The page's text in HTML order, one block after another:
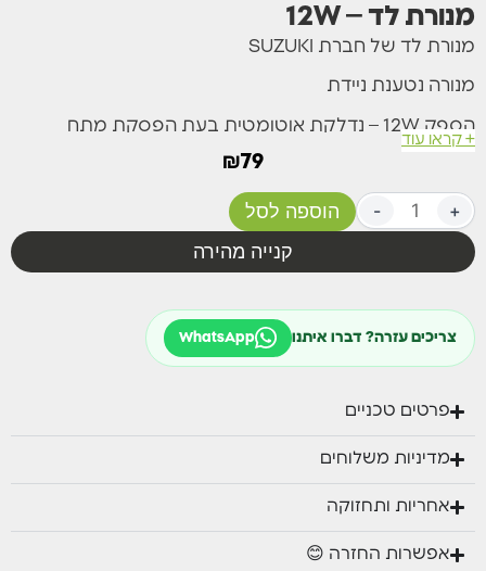
מנורת לד – 12W
מנורת לד של חברת SUZUKI
מנורה נטענת ניידת
הספק 12W – נדלקת אוטומטית בעת הפסקת מתח
מפסק הפעלה שלושה מצבים
+ קראו עוד
₪79
- +
הוספה לסל
קנייה מהירה
צריכים עזרה? דברו איתנו WhatsApp
פרטים טכניים
מדיניות משלוחים
אחריות ותחזוקה
אפשרות החזרה 😊